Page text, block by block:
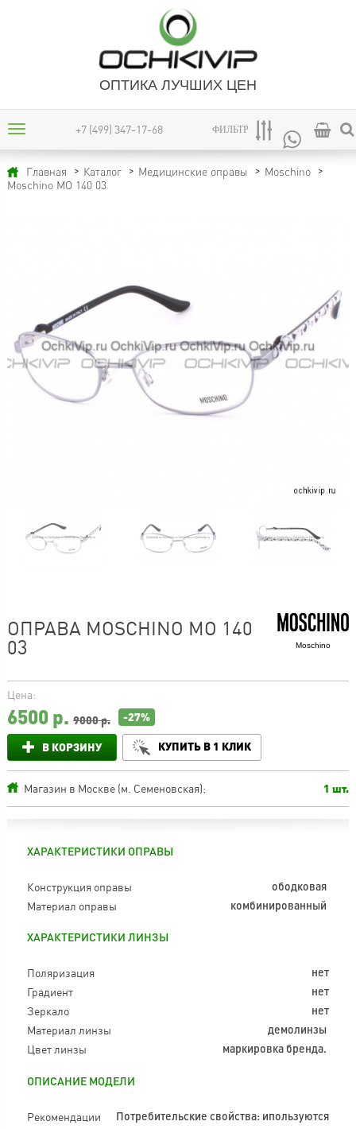
ОПТИКА ЛУЧШИХ ЦЕН
+7 (499) 347-17-68 ФИЛЬТР
Главная Каталог Медицинские оправы
Moschino
Moschino MO 140 03
Moschino
ОПРАВА MOSCHINO MO 140
03
Цена:
6500р. 9000 р. -27%
В КОРЗИНУ КУПИТЬ В 1 КЛИК
Магазин в Москве (м. Семеновская): 1 шт.
ХАРАКТЕРИСТИКИ ОПРАВЫ
Конструкция оправы ободковая
Материал оправы комбинированный
ХАРАКТЕРИСТИКИ ЛИНЗЫ
Поляризация нет
Градиент нет
Зеркало нет
Материал линзы демолинзы
Цвет линзы маркировка бренда.
ОПИСАНИЕ МОДЕЛИ
Рекомендации
Потребительские свойства: ипользуются